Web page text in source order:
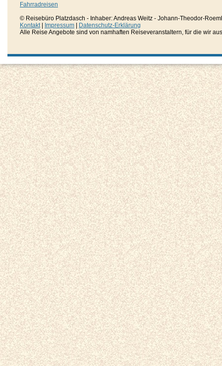
Fahrradreisen
© Reisebüro Platzdasch - Inhaber: Andreas Weitz - Johann-Theodor-
Kontakt| Impressum
Datenschutz-Erklärung
Alle Reise Angebote sind von namhaften Reiseveranstaltern, für die wir